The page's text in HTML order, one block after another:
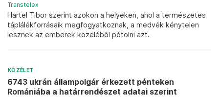
Transtelex
Hartel Tibor szerint azokon a helyeken, ahol a természetes
táplálékforrásaik megfogyatkoznak, a medvék kénytelen
lesznek az emberek közeléből pótolni azt.
KÖZÉLET
6743 ukrán állampolgár érkezett pénteken
Romániába a határrendészet adatai szerint